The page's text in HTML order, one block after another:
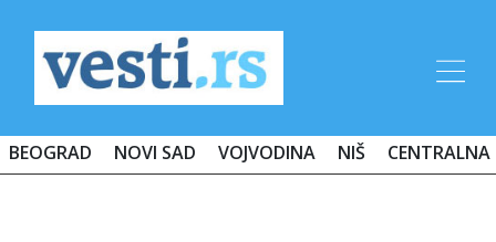
BEOGRAD NOVI SAD VOJVODINA NIŠ CENTRALNA